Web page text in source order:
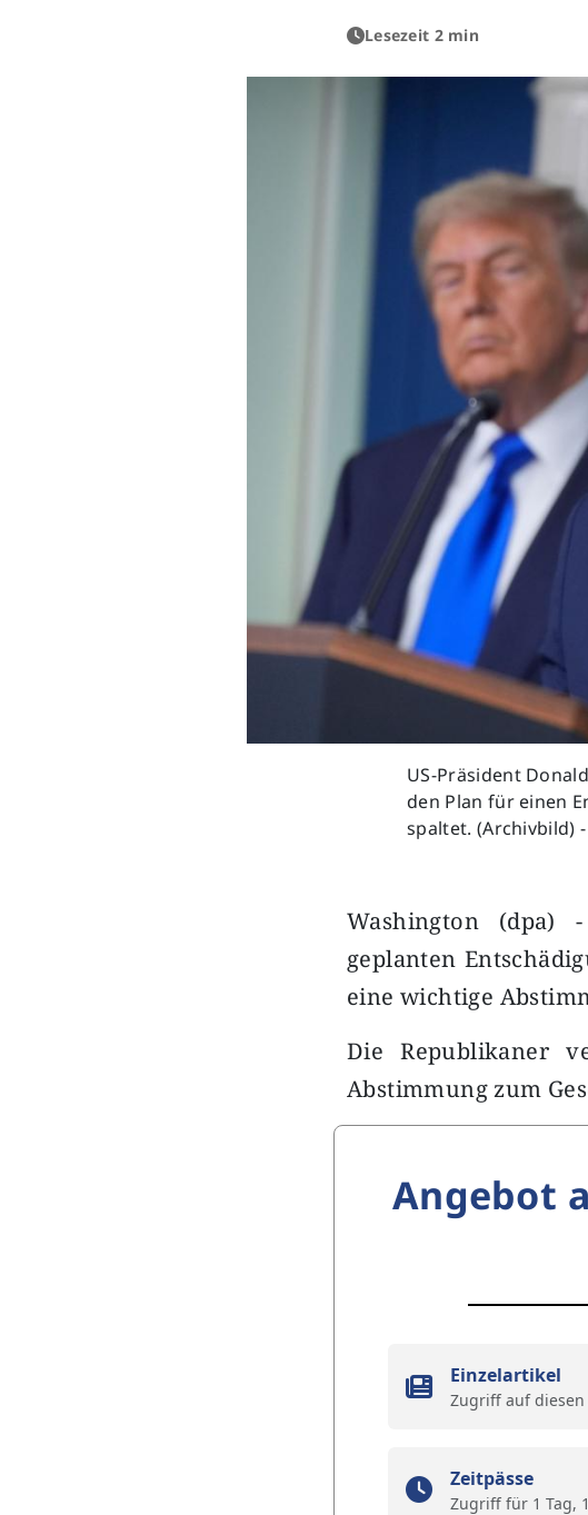
Lesezeit 2 min
US-Präsident
den Plan für einen
spaltet. (Archivbild)
Washington (dpa)
geplanten
eine wichtige
Die Republikaner
Abstimmung zum
Angebot
Einzelartikel
Zugriff auf diesen
Zeitpässe
Zugriff für 1 Tag,